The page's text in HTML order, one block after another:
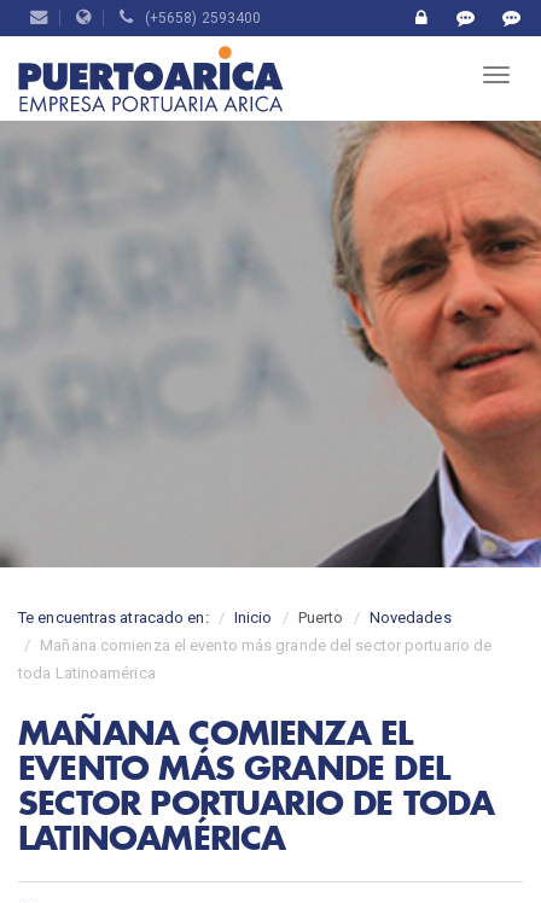
(+5658) 2593400
Te encuentras atracado en: Inicio Puerto
Novedades
Mañana comienza el evento más grande del sector portuario de
toda Latinoamérica
MAÑANA COMIENZA EL
EVENTO MÁS GRANDE DEL
SECTOR PORTUARIO DE TODA
LATINOAMÉRICA